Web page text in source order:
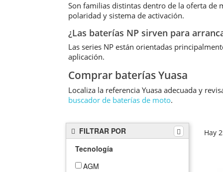
Son familias distintas dentro de la oferta de
polaridad y sistema de activación.
¿Las baterías NP sirven para
Las series NP están orientadas
aplicación.
Comprar baterías Yuasa
Localiza la referencia Yuasa adecuada y
buscador de baterías de moto.
FILTRAR POR
Tecnología
AGM
Hay